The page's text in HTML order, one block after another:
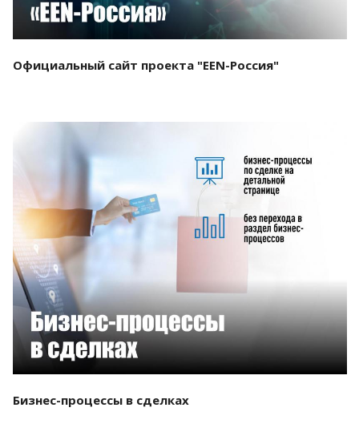
Официальный сайт проекта "EEN-Россия"
Бизнес-процессы в сделках